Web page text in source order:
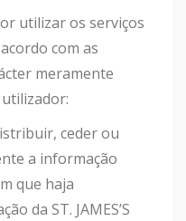
utilizar os serviços
com as
meramente
ceder ou
a informação
que haja
da ST. JAMES’S